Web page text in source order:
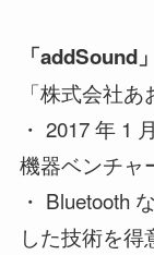
「addSound
「株式会社
・ 2017 年 1
機器ベンチャ
・ Bluetooth
した技術を得